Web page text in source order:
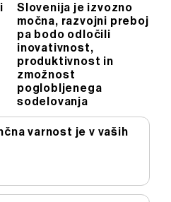
Slovenija je izvozno
močna, razvojni preboj
pa bodo odločili
inovativnost,
produktivnost in
zmožnost
poglobljenega
sodelovanja
varnost je v vaših